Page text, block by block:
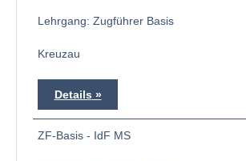
Lehrgang: Zugführer Basis
Kreuzau
Details
ZF-Basis - IdF MS